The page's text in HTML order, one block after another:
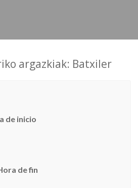
argazkiak: Batxiler
de inicio
de fin